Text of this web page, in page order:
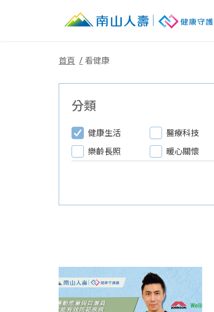
首頁 看健康
分類
健康生活 醫療科技
樂齡長照
暖心關懷